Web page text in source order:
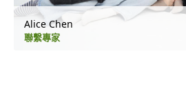
Alice Chen
聯繫專家